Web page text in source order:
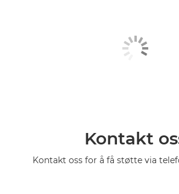
Kontakt
Kontakt oss for å få støtte via